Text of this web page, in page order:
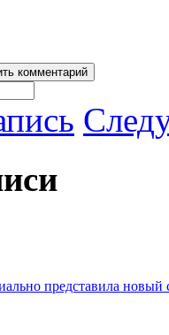
комментарий
представила